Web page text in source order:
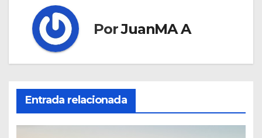
PorJuanMA A
Entrada relacionada